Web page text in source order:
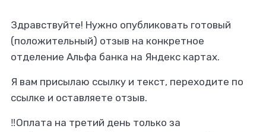
Здравствуйте! Нужно опубликовать готовый
(положительный) отзыв на конкретное
отделение Альфа банка на Яндекс картах.
Я вам присылаю ссылку и текст, переходите по
ссылке и оставляете отзыв.
‼️Оплата на третий день только за